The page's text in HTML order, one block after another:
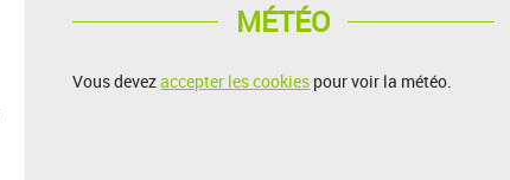
MÉTÉO
Vous devezaccepter les cookies pour voir la météo.